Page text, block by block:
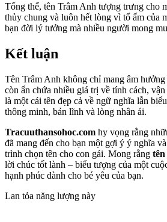
Tổng thể, tên Trâm Anh tượng trưng cho
thủy chung và luôn hết lòng vì tổ ấm của
bạn đời lý tưởng mà nhiều người mong
Kết luận
Tên Trâm Anh không chỉ mang âm
còn ẩn chứa nhiều giá trị về tính cách,
là một cái tên đẹp cả về ngữ nghĩa lẫn
thông minh, bản lĩnh và lòng nhân ái.
Tracuuthansohoc.com hy vọng rằng
đã mang đến cho bạn một gợi ý ý nghĩa
trình chọn tên cho con gái. Mong rằng
lời chúc tốt lành – biểu tượng của một
hạnh phúc dành cho bé yêu của bạn.
Lan tỏa năng lượng này